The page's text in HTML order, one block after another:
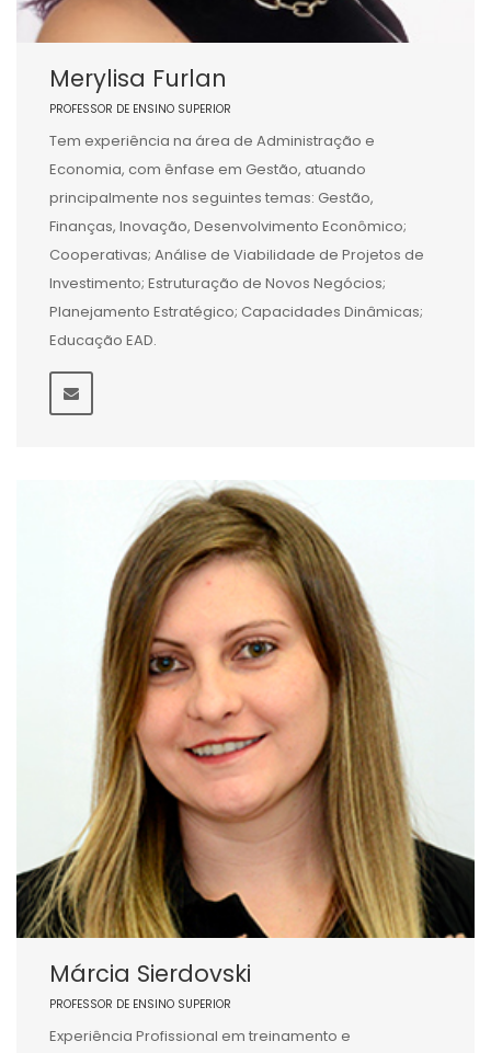
Merylisa Furlan
PROFESSOR DE ENSINO SUPERIOR
Tem experiência na área de Administração e
Economia, com ênfase em Gestão, atuando
principalmente nos seguintes temas: Gestão,
Finanças, Inovação, Desenvolvimento Econômico;
Cooperativas; Análise de Viabilidade de Projetos de
Investimento; Estruturação de Novos Negócios;
Planejamento Estratégico; Capacidades Dinâmicas;
Educação EAD.
Márcia Sierdovski
PROFESSOR DE ENSINO SUPERIOR
Experiência Profissional em treinamento e